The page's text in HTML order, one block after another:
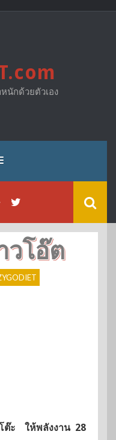
นักด้วยตัวเอง
วโอ๊ต
ต๊ะ ให้พลังงาน 28